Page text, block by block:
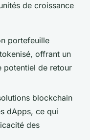
de croissance
portefeuille
offrant un
potentiel de retour
blockchain
dApps, ce qui
des